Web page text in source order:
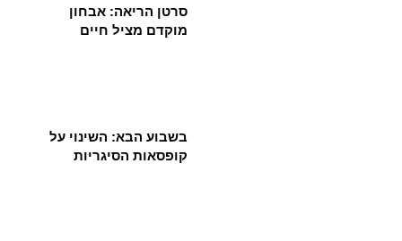
סרטן הריאה: אבחון
מוקדם מציל חיים
בשבוע הבא: השינוי על
קופסאות הסיגריות